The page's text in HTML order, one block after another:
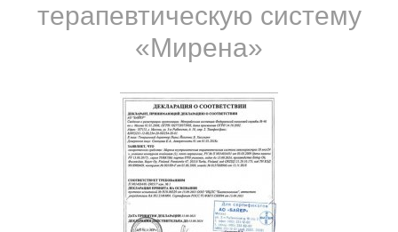
терапевтическую систему
«Мирена»